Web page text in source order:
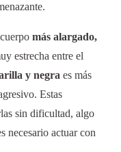
más alargado,
estrecha entre el
y negra es más
Estas
sin dificultad, algo
necesario actuar con